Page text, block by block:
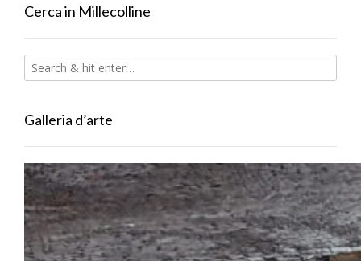
Cerca in Millecolline
Galleria d’arte